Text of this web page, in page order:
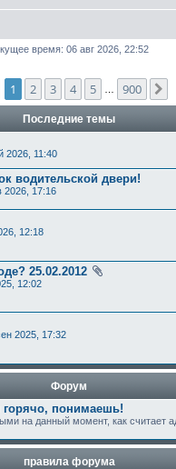
время: 06 авг 2026, 22:52
1 из 900
1 2 3 4 5 900
Последние темы
2026, 11:40
водительской двери!
2026, 17:16
12:18
25.02.2012
12:02
2025, 17:32
Форум
горячо, понимаешь!
на данный момент, как считает
правила форума